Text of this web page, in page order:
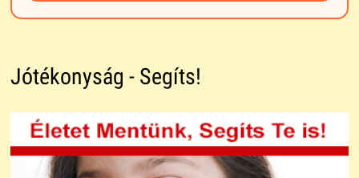
Jótékonyság - Segíts!